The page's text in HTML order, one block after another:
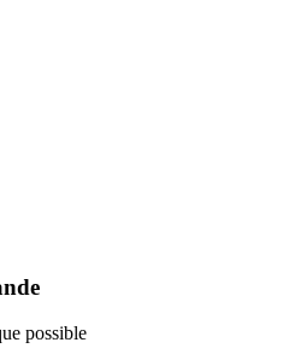
possible